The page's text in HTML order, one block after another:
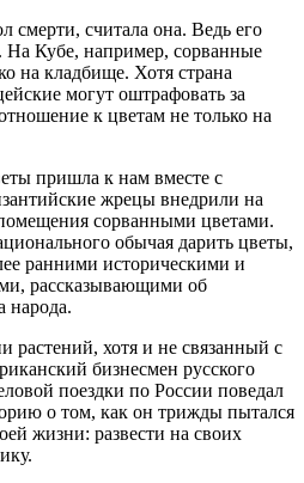
смерти, считала она. Ведь его
Кубе, например, сорванные
на кладбище. Хотя страна
могут оштрафовать за
к цветам не только на
пришла к нам вместе с
жрецы внедрили на
сорванными цветами.
обычая дарить цветы,
ранними историческими и
рассказывающими об
народа.
растений, хотя и не связанный с
бизнесмен русского
поездки по России поведал
о том, как он трижды пытался
жизни: развести на своих